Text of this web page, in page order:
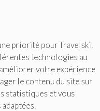
priorité pour Travelski.
technologies au
votre expérience
le contenu du site sur
statistiques et vous